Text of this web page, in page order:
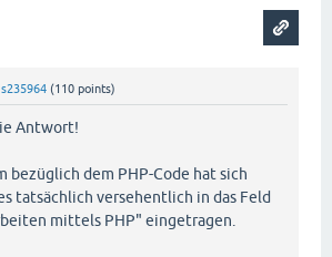
s235964 (110 points)
Antwort!
bezüglich dem PHP-Code hat sich
tatsächlich versehentlich in das Feld
mittels PHP" eingetragen.